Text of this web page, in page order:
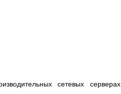
сетевых серверах